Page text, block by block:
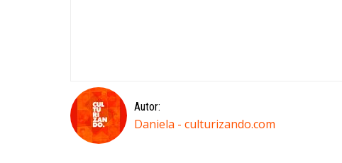
Autor:
Daniela - culturizando.com